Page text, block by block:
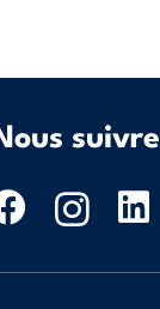
suivre